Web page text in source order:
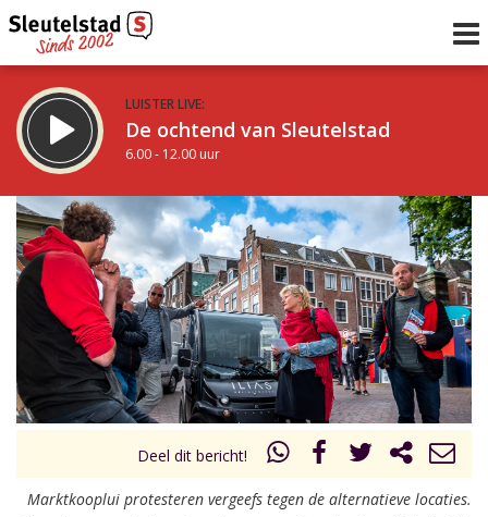
LUISTER LIVE:
De ochtend van Sleutelstad
6.00 - 12.00 uur
STRAKS:
De middag van Sleutelstad
12.00 - 18.00 uur
Vorig uur
uur 1 van 0 Volgend uur
Inklappen
Deel dit bericht!
Marktkooplui protesteren vergeefs tegen de alternatieve locaties.